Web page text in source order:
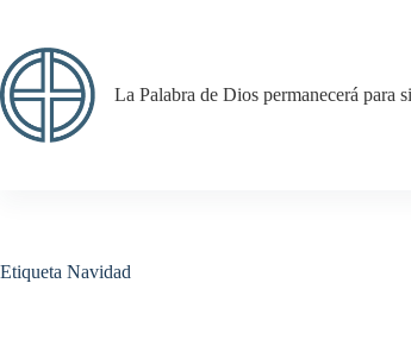
contenido
La Palabra de Dios permanecerá para
Etiqueta Navidad